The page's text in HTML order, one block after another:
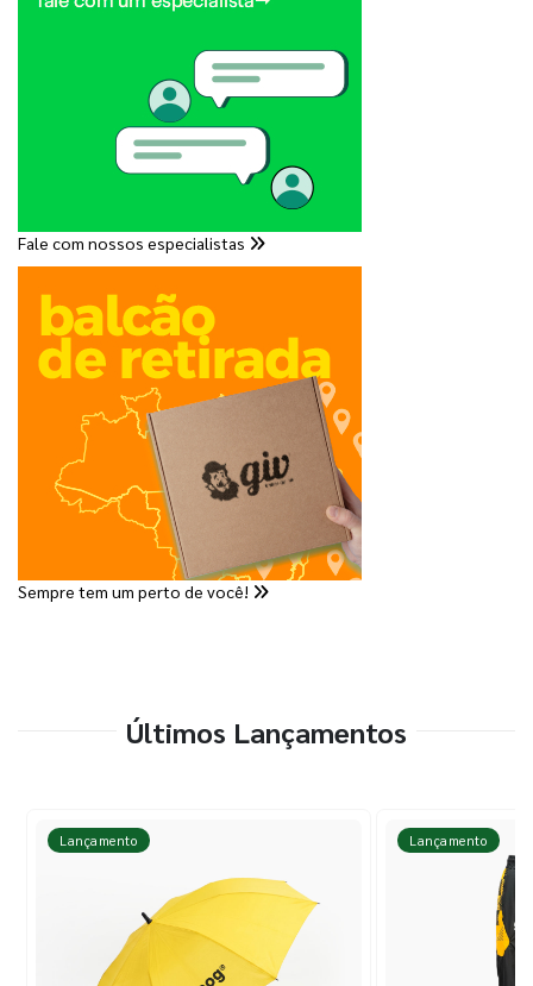
Fale com nossos especialistas
Sempre tem um perto de você!
Últimos Lançamentos
Lançamento Lançamento